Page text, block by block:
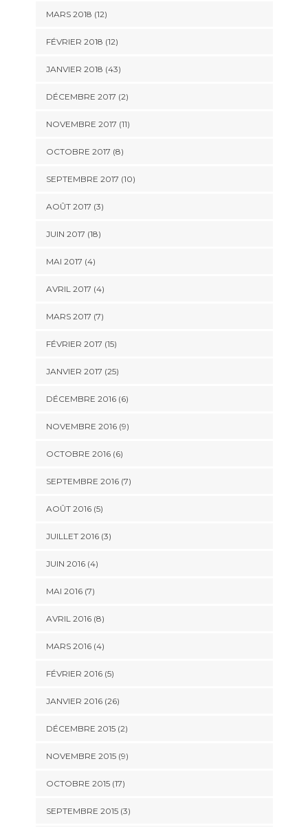
MARS 2018 (12)
FÉVRIER 2018 (12)
JANVIER 2018 (43)
DÉCEMBRE 2017 (2)
NOVEMBRE 2017 (11)
OCTOBRE 2017 (8)
SEPTEMBRE 2017 (10)
AOÛT 2017 (3)
JUIN 2017 (18)
MAI 2017 (4)
AVRIL 2017 (4)
MARS 2017 (7)
FÉVRIER 2017 (15)
JANVIER 2017 (25)
DÉCEMBRE 2016 (6)
NOVEMBRE 2016 (9)
OCTOBRE 2016 (6)
SEPTEMBRE 2016 (7)
AOÛT 2016 (5)
JUILLET 2016 (3)
JUIN 2016 (4)
MAI 2016 (7)
AVRIL 2016 (8)
MARS 2016 (4)
FÉVRIER 2016 (5)
JANVIER 2016 (26)
DÉCEMBRE 2015 (2)
NOVEMBRE 2015 (9)
OCTOBRE 2015 (17)
SEPTEMBRE 2015 (3)